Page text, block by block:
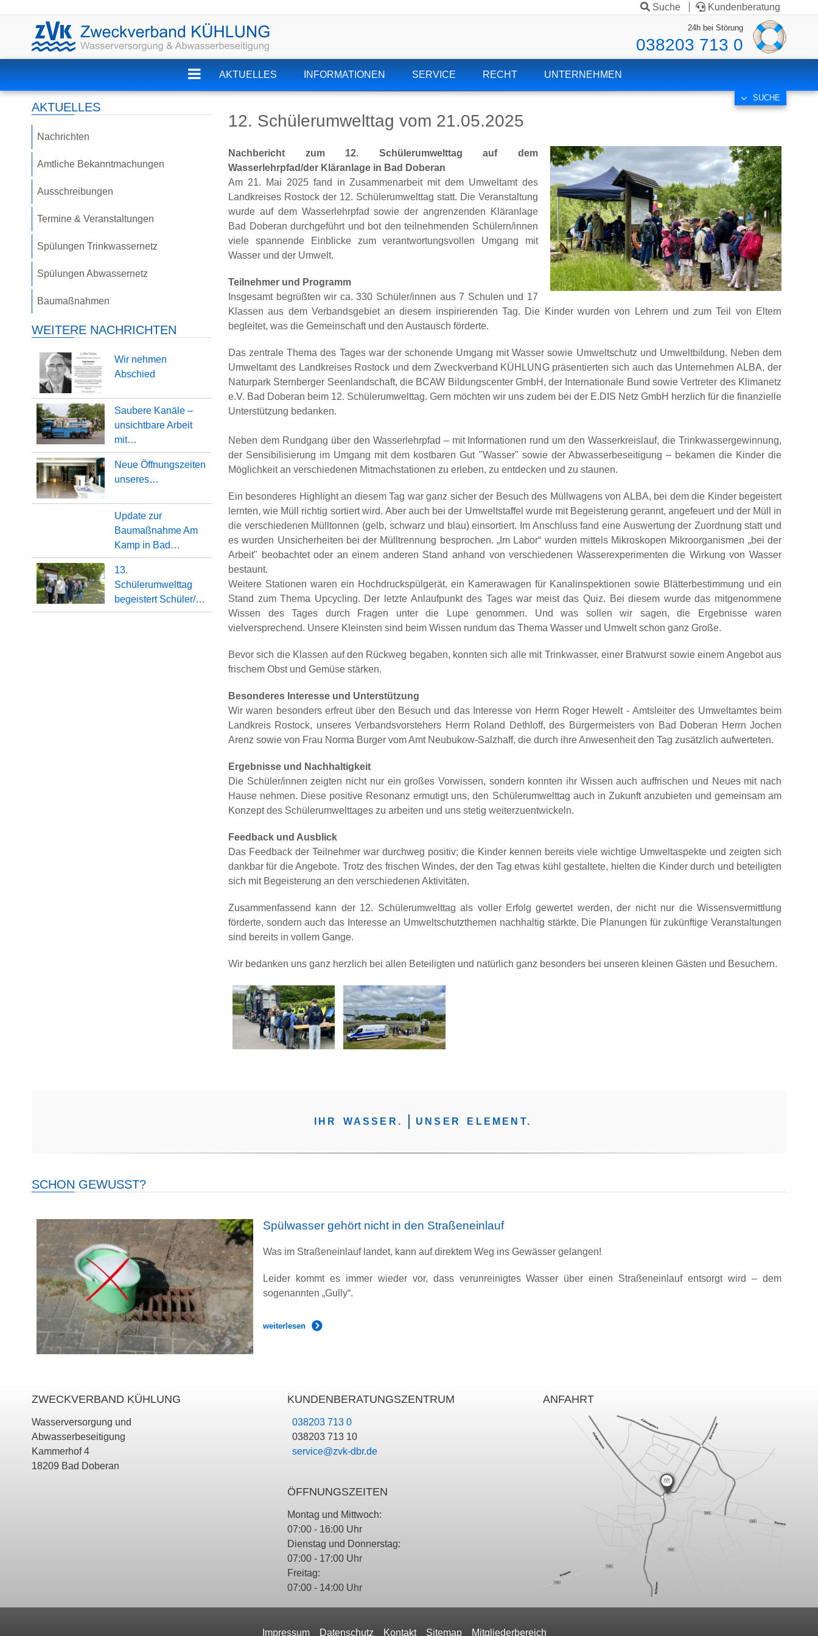
Suche Kundenberatung
24h bei Störung
038203 713 0
ZVK
AKTUELLES INFORMATIONEN SERVICE RECHT UNTERNEHMEN
SUCHE
12. Schülerumwelttag vom 21.05.2025
Nachbericht zum 12. Schülerumwelttag auf dem
Wasserlehrpfad/der Kläranlage in Bad Doberan
Am 21. Mai 2025 fand in Zusammenarbeit mit dem Umweltamt des
Landkreises Rostock der 12. Schülerumwelttag statt. Die Veranstaltung
wurde auf dem Wasserlehrpfad sowie der angrenzenden Kläranlage
Bad Doberan durchgeführt und bot den teilnehmenden Schülern/innen
viele spannende Einblicke zum verantwortungsvollen Umgang mit
Wasser und der Umwelt.
Teilnehmer und Programm
Insgesamt begrüßten wir ca. 330 Schüler/innen aus 7 Schulen und 17
Klassen aus dem Verbandsgebiet an diesem inspirierenden Tag. Die Kinder wurden von Lehrern und zum Teil von Eltern
begleitet, was die Gemeinschaft und den Austausch förderte.
Das zentrale Thema des Tages war der schonende Umgang mit Wasser sowie Umweltschutz und Umweltbildung. Neben dem
Umweltamt des Landkreises Rostock und dem Zweckverband KÜHLUNG präsentierten sich auch das Unternehmen ALBA, der
Naturpark Sternberger Seenlandschaft, die BCAW Bildungscenter GmbH, der Internationale Bund sowie Vertreter des Klimanetz
e.V. Bad Doberan beim 12. Schülerumwelttag. Gern möchten wir uns zudem bei der E.DIS Netz GmbH herzlich für die finanzielle
Unterstützung bedanken.
Neben dem Rundgang über den Wasserlehrpfad – mit Informationen rund um den Wasserkreislauf, die Trinkwassergewinnung,
der Sensibilisierung im Umgang mit dem kostbaren Gut "Wasser" sowie der Abwasserbeseitigung – bekamen die Kinder die
Möglichkeit an verschiedenen Mitmachstationen zu erleben, zu entdecken und zu staunen.
Ein besonderes Highlight an diesem Tag war ganz sicher der Besuch des Müllwagens von ALBA, bei dem die Kinder begeistert
lernten, wie Müll richtig sortiert wird. Aber auch bei der Umweltstaffel wurde mit Begeisterung gerannt, angefeuert und der Müll in
die verschiedenen Mülltonnen (gelb, schwarz und blau) einsortiert. Im Anschluss fand eine Auswertung der Zuordnung statt und
es wurden Unsicherheiten bei der Mülltrennung besprochen. „Im Labor“ wurden mittels Mikroskopen Mikroorganismen „bei der
Arbeit" beobachtet oder an einem anderen Stand anhand von verschiedenen Wasserexperimenten die Wirkung von Wasser
bestaunt.
Weitere Stationen waren ein Hochdruckspülgerät, ein Kamerawagen für Kanalinspektionen sowie Blätterbestimmung und ein
Stand zum Thema Upcycling. Der letzte Anlaufpunkt des Tages war meist das Quiz. Bei diesem wurde das mitgenommene
Wissen des Tages durch Fragen unter die Lupe genommen. Und was sollen wir sagen, die Ergebnisse waren
vielversprechend. Unsere Kleinsten sind beim Wissen rundum das Thema Wasser und Umwelt schon ganz Große.
Bevor sich die Klassen auf den Rückweg begaben, konnten sich alle mit Trinkwasser, einer Bratwurst sowie einem Angebot aus
frischem Obst und Gemüse stärken.
Besonderes Interesse und Unterstützung
Wir waren besonders erfreut über den Besuch und das Interesse von Herrn Roger Hewelt - Amtsleiter des Umweltamtes beim
Landkreis Rostock, unseres Verbandsvorstehers Herrn Roland Dethloff, des Bürgermeisters von Bad Doberan Herrn Jochen
Arenz sowie von Frau Norma Burger vom Amt Neubukow-Salzhaff, die durch ihre Anwesenheit den Tag zusätzlich aufwerteten.
Ergebnisse und Nachhaltigkeit
Die Schüler/innen zeigten nicht nur ein großes Vorwissen, sondern konnten ihr Wissen auch auffrischen und Neues mit nach
Hause nehmen. Diese positive Resonanz ermutigt uns, den Schülerumwelttag auch in Zukunft anzubieten und gemeinsam am
Konzept des Schülerumwelttages zu arbeiten und uns stetig weiterzuentwickeln.
Feedback und Ausblick
Das Feedback der Teilnehmer war durchweg positiv; die Kinder kennen bereits viele wichtige Umweltaspekte und zeigten sich
dankbar für die Angebote. Trotz des frischen Windes, der den Tag etwas kühl gestaltete, hielten die Kinder durch und beteiligten
sich mit Begeisterung an den verschiedenen Aktivitäten.
Zusammenfassend kann der 12. Schülerumwelttag als voller Erfolg gewertet werden, der nicht nur die Wissensvermittlung
förderte, sondern auch das Interesse an Umweltschutzthemen nachhaltig stärkte. Die Planungen für zukünftige Veranstaltungen
sind bereits in vollem Gange.
Wir bedanken uns ganz herzlich bei allen Beteiligten und natürlich ganz besonders bei unseren kleinen Gästen und Besuchern.
AKTUELLES
Nachrichten
Amtliche Bekanntmachungen
Ausschreibungen
Termine & Veranstaltungen
Spülungen Trinkwassernetz
Spülungen Abwassernetz
Baumaßnahmen
WEITERE NACHRICHTEN
Wir nehmen
Abschied
Saubere Kanäle –
unsichtbare Arbeit
mit…
Neue Öffnungszeiten
unseres…
Update zur
Baumaßnahme Am
Kamp in Bad…
13.
Schülerumwelttag
begeistert Schüler/…
IHR WASSER. UNSER ELEMENT.
SCHON GEWUSST?
Spülwasser gehört nicht in den Straßeneinlauf
Was im Straßeneinlauf landet, kann auf direktem Weg ins Gewässer gelangen!
Leider kommt es immer wieder vor, dass verunreinigtes Wasser über einen Straßeneinlauf entsorgt wird – dem
sogenannten „Gully“.
weiterlesen
ZWECKVERBAND KÜHLUNG
Wasserversorgung und
Abwasserbeseitigung
Kammerhof 4
18209 Bad Doberan
KUNDENBERATUNGSZENTRUM
038203 713 0
038203 713 10
service@zvk-dbr.de
ÖFFNUNGSZEITEN
Montag und Mittwoch:
07:00 - 16:00 Uhr
Dienstag und Donnerstag:
07:00 - 17:00 Uhr
Freitag:
07:00 - 14:00 Uhr
ANFAHRT
Impressum Datenschutz Kontakt Sitemap Mitgliederbereich